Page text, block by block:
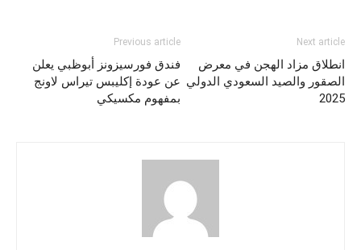
Previous article
فندق فورسيزونز أبوظبي يعلن
عن عودة إكليبس تيراس لاونج
بمفهوم مكسيكي
Next article
انطلاق مزاد الهجن في معرض
الصقور والصيد السعودي الدولي
2025